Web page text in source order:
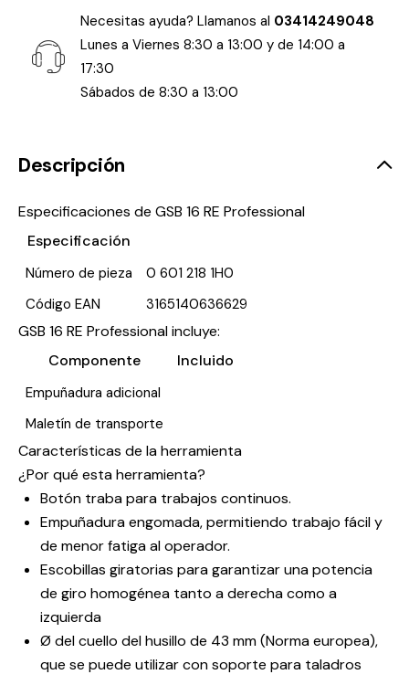
Necesitas ayuda? Llamanos al 03414249048
Lunes a Viernes 8:30 a 13:00 y de 14:00 a
17:30
Sábados de 8:30 a 13:00
Descripción
Especificaciones de GSB 16 RE Professional
Especificación
Número de pieza
0 601 218 1H0
Código EAN
3165140636629
GSB 16 RE Professional incluye:
Componente
Incluido
Empuñadura adicional
Maletín de transporte
Características de la herramienta
¿Por qué esta herramienta?
Botón traba para trabajos continuos.
Empuñadura engomada, permitiendo trabajo fácil y
de menor fatiga al operador.
Escobillas giratorias para garantizar una potencia
de giro homogénea tanto a derecha como a
izquierda
Ø del cuello del husillo de 43 mm (Norma europea),
que se puede utilizar con soporte para taladros